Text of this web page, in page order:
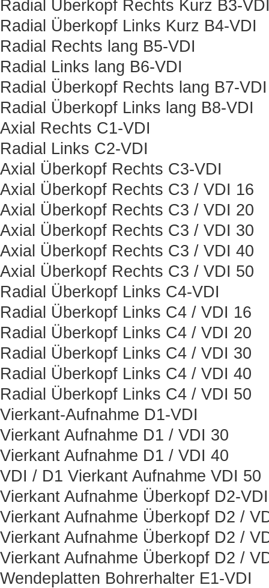
Radial Überkopf Rechts Kurz B3-
Radial Überkopf Links Kurz B4-VDI
Radial Rechts lang B5-VDI
Radial Links lang B6-VDI
Radial Überkopf Rechts lang B7-VDI
Radial Überkopf Links lang B8-VDI
Axial Rechts C1-VDI
Radial Links C2-VDI
Axial Überkopf Rechts C3-VDI
Axial Überkopf Rechts C3 / VDI 16
Axial Überkopf Rechts C3 / VDI 20
Axial Überkopf Rechts C3 / VDI 30
Axial Überkopf Rechts C3 / VDI 40
Axial Überkopf Rechts C3 / VDI 50
Radial Überkopf Links C4-VDI
Radial Überkopf Links C4 / VDI 16
Radial Überkopf Links C4 / VDI 20
Radial Überkopf Links C4 / VDI 30
Radial Überkopf Links C4 / VDI 40
Radial Überkopf Links C4 / VDI 50
Vierkant-Aufnahme D1-VDI
Vierkant Aufnahme D1 / VDI 30
Vierkant Aufnahme D1 / VDI 40
VDI / D1 Vierkant Aufnahme VDI 50
Vierkant Aufnahme Überkopf D2-VDI
Vierkant Aufnahme Überkopf D2 /
Vierkant Aufnahme Überkopf D2 /
Vierkant Aufnahme Überkopf D2 /
Wendeplatten Bohrerhalter E1-VDI